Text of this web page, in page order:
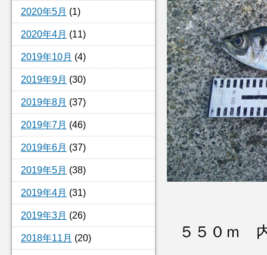
2020年5月 (1)
2020年4月 (11)
2019年10月 (4)
2019年9月 (30)
2019年8月 (37)
2019年7月 (46)
2019年6月 (37)
2019年5月 (38)
2019年4月 (31)
2019年3月 (26)
2018年11月 (20) ５５０ｍ